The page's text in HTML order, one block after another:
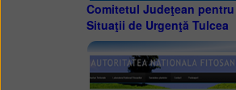
Comitetul Judeţean pentru
Situaţii de Urgenţă Tulcea